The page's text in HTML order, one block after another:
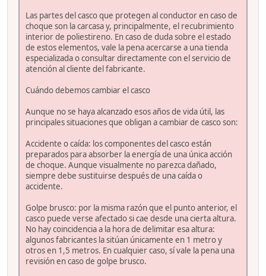
Las partes del casco que protegen al conductor en caso de
choque son la carcasa y, principalmente, el recubrimiento
interior de poliestireno. En caso de duda sobre el estado
de estos elementos, vale la pena acercarse a una tienda
especializada o consultar directamente con el servicio de
atención al cliente del fabricante.
Cuándo debemos cambiar el casco
Aunque no se haya alcanzado esos años de vida útil, las
principales situaciones que obligan a cambiar de casco son:
Accidente o caída: los componentes del casco están
preparados para absorber la energía de una única acción
de choque. Aunque visualmente no parezca dañado,
siempre debe sustituirse después de una caída o
accidente.
Golpe brusco: por la misma razón que el punto anterior, el
casco puede verse afectado si cae desde una cierta altura.
No hay coincidencia a la hora de delimitar esa altura:
algunos fabricantes la sitúan únicamente en 1 metro y
otros en 1,5 metros. En cualquier caso, sí vale la pena una
revisión en caso de golpe brusco.